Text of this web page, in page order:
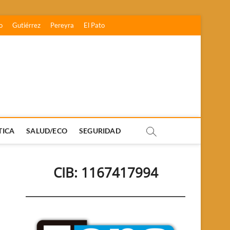
Gutiérrez Pereyra El Pato
SALUD/ECO SEGURIDAD
CIB: 1167417994